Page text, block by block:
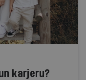
karjeru?